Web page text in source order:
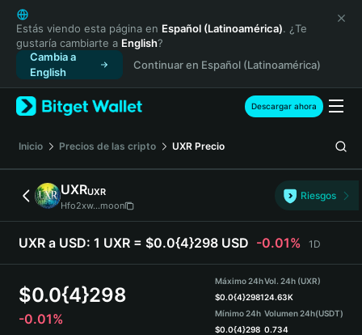
English
日本語
Tiếng Việt
Русский
Español (Latinoamérica)
Türkçe
Français
Deutsch
简体中文
繁體中文
Português (Portugal)
Bahasa Indonesia
ภาษาไทย
Español
Estás viendo esta página en Español (Latinoamérica). ¿Te
gustaría cambiarte a English?
Cambia a
English
Continuar en Español (Latinoamérica)
Descargar ahora
Inicio Precios de las cripto UXR Precio
UXRUXR
Hfo2xw...moon
Riesgos
UXR a USD: 1 UXR = $0.0{4}298 USD -0.01% 1D
$0.0{4}298
-0.01%
Máximo 24h
$0.0{4}2981
Mínimo 24h
$0.0{4}298
Vol. 24h (UXR)
24.63K
Volumen 24h(USDT)
0.734